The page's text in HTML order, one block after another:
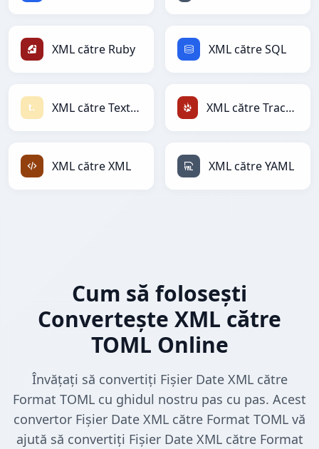
XML către Ruby XML către SQL
XML către Textile XML către TracWiki
XML către XML XML către YAML
Cum să folosești
Convertește XML către
TOML Online
Învățați să convertiți Fișier Date XML către
Format TOML cu ghidul nostru pas cu pas. Acest
convertor Fișier Date XML către Format TOML vă
ajută să convertiți Fișier Date XML către Format